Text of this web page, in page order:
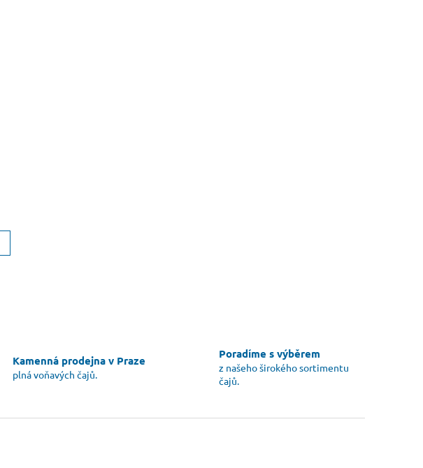
Kamenná prodejna v Praze
plná voňavých čajů.
Poradíme s výběrem
z našeho širokého sortimentu
čajů.